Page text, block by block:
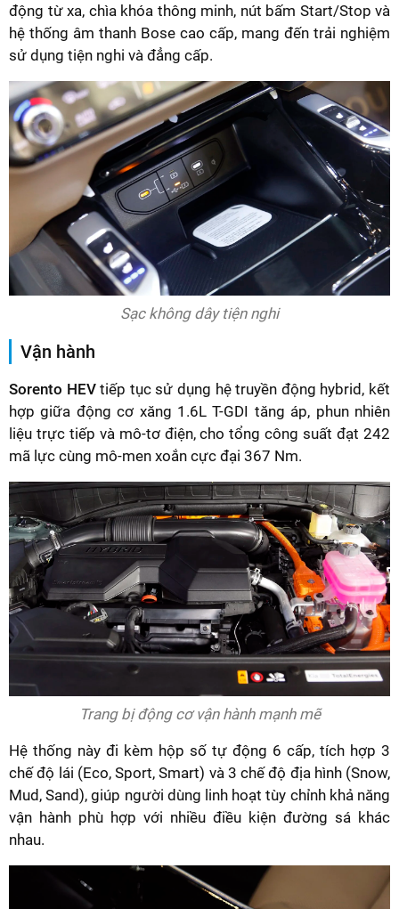
động từ xa, chìa khóa thông minh, nút bấm Start/Stop và
hệ thống âm thanh Bose cao cấp, mang đến trải nghiệm
sử dụng tiện nghi và đẳng cấp.
Sạc không dây tiện nghi
Vận hành
Sorento HEVtiếp tục sử dụng hệ truyền động hybrid, kết
hợp giữa động cơ xăng 1.6L T-GDI tăng áp, phun nhiên
liệu trực tiếp và mô-tơ điện, cho tổng công suất đạt 242
mã lực cùng mô-men xoắn cực đại 367 Nm.
Trang bị động cơ vận hành mạnh mẽ
Hệ thống này đi kèm hộp số tự động 6 cấp, tích hợp 3
chế độ lái (Eco, Sport, Smart) và 3 chế độ địa hình (Snow,
Mud, Sand), giúp người dùng linh hoạt tùy chỉnh khả năng
vận hành phù hợp với nhiều điều kiện đường sá khác
nhau.